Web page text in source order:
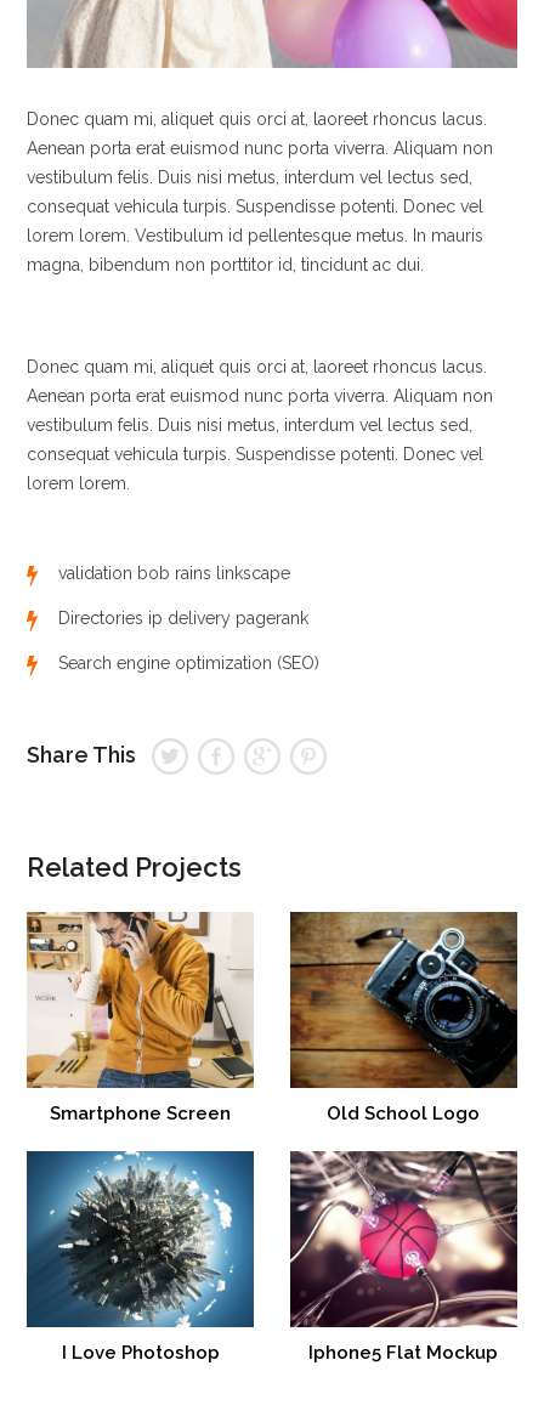
Donec quam mi, aliquet quis orci at, laoreet rhoncus lacus.
Aenean porta erat euismod nunc porta viverra. Aliquam non
vestibulum felis. Duis nisi metus, interdum vel lectus sed,
consequat vehicula turpis. Suspendisse potenti. Donec vel
lorem lorem. Vestibulum id pellentesque metus. In mauris
magna, bibendum non porttitor id, tincidunt ac dui.
Donec quam mi, aliquet quis orci at, laoreet rhoncus lacus.
Aenean porta erat euismod nunc porta viverra. Aliquam non
vestibulum felis. Duis nisi metus, interdum vel lectus sed,
consequat vehicula turpis. Suspendisse potenti. Donec vel
lorem lorem.
validation bob rains linkscape
Directories ip delivery pagerank
Search engine optimization (SEO)
Share This
Related Projects
Smartphone Screen Old School Logo
I Love Photoshop Iphone5 Flat Mockup